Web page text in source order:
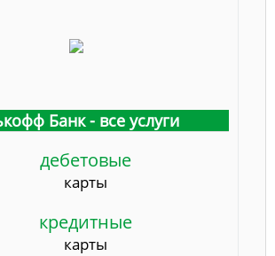
Банк - все услуги
дебетовые
карты
кредитные
карты